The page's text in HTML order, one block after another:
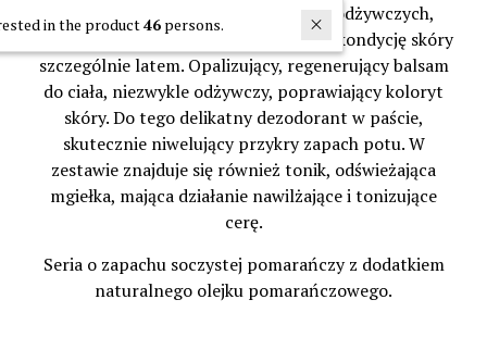
pielęgnacji twarzy i ciała, oparty na odżywczych,
roślinnych recepturach, poprawiający kondycję skóry
szczególnie latem. Opalizujący, regenerujący balsam
do ciała, niezwykle odżywczy, poprawiający koloryt
skóry. Do tego delikatny dezodorant w paście,
skutecznie niwelujący przykry zapach potu. W
zestawie znajduje się również tonik, odświeżająca
mgiełka, mająca działanie nawilżające i tonizujące
cerę.
Seria o zapachu soczystej pomarańczy z dodatkiem
naturalnego olejku pomarańczowego.
In last 30 days interested in the product persons.